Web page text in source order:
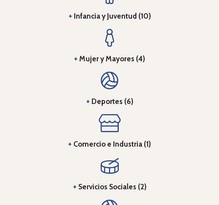
+ Infancia y Juventud (10)
+ Mujer y Mayores (4)
+ Deportes (6)
+ Comercio e Industria (1)
+ Servicios Sociales (2)